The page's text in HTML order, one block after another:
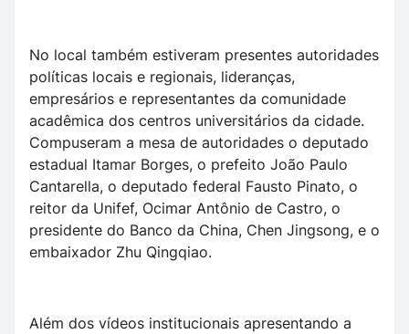
No local também estiveram presentes autoridades
políticas locais e regionais, lideranças,
empresários e representantes da comunidade
acadêmica dos centros universitários da cidade.
Compuseram a mesa de autoridades o deputado
estadual Itamar Borges, o prefeito João Paulo
Cantarella, o deputado federal Fausto Pinato, o
reitor da Unifef, Ocimar Antônio de Castro, o
presidente do Banco da China, Chen Jingsong, e o
embaixador Zhu Qingqiao.
Além dos vídeos institucionais apresentando a